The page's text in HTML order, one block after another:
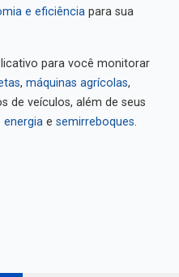
e eficiência para sua
para você monitorar
, máquinas agrícolas,
de veículos, além de seus
energia e semirreboques.